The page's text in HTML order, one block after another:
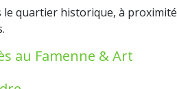
le quartier historique, à proximité